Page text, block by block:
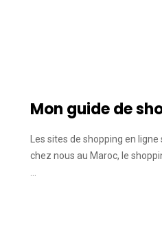
Mon guide de
Les sites de shopping en
chez nous au Maroc, le